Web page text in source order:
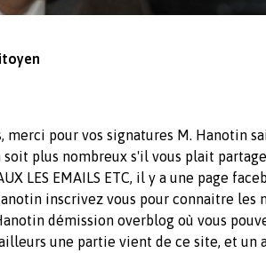
merci pour vos signatures M. Hanotin
plus nombreux s'il vous plait
LES EMAILS ETC, il y a une page
inscrivez vous pour connaitre les
démission overblog où vous
une partie vient de ce site, et un